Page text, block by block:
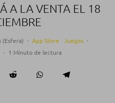
A LA VENTA EL 18
(Esfera) · App Store Juegos ·
· 1 Minuto de lectura